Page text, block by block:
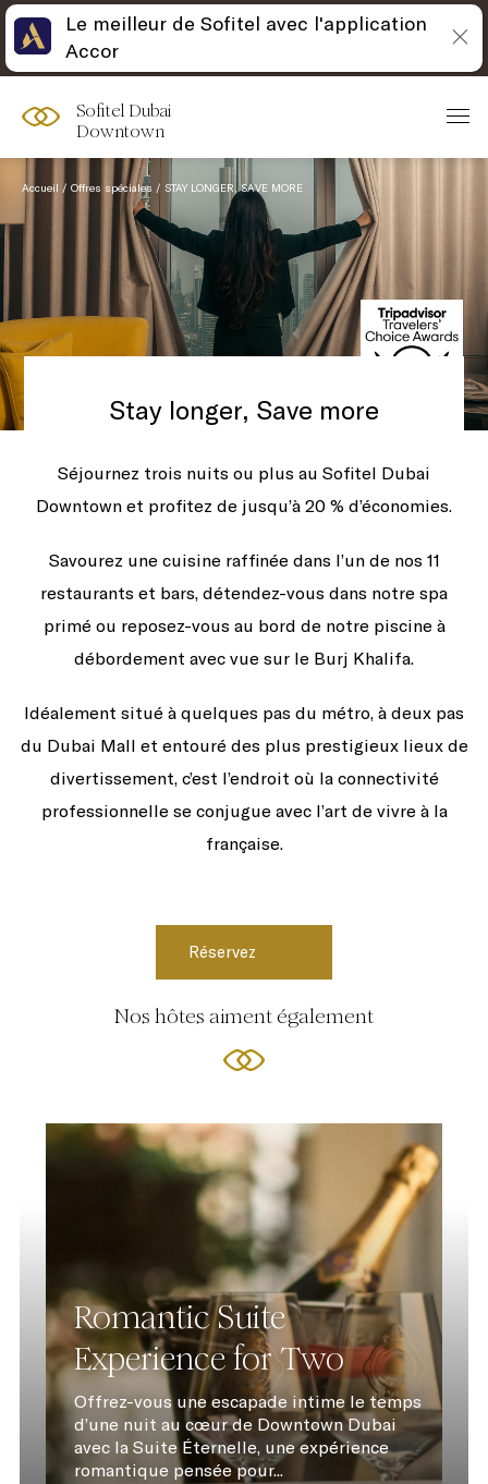
Sofitel Dubai
Downtown
Accueil Offres spéciales STAY LONGER, SAVE MORE
Stay longer, Save more
Séjournez trois nuits ou plus au Sofitel Dubai
Downtown et profitez de jusqu’à 20 % d’économies.
Savourez une cuisine raffinée dans l’un de nos 11
restaurants et bars, détendez-vous dans notre spa
primé ou reposez-vous au bord de notre piscine à
débordement avec vue sur le Burj Khalifa.
Idéalement situé à quelques pas du métro, à deux pas
du Dubai Mall et entouré des plus prestigieux lieux de
divertissement, c’est l’endroit où la connectivité
professionnelle se conjugue avec l’art de vivre à la
française.
Nos hôtes aiment également
Romantic Suite
Experience for Two
Offrez-vous une escapade intime le temps
d’une nuit au cœur de Downtown Dubai
avec la Suite Éternelle, une expérience
romantique pensée pour...
Le meilleur de Sofitel avec l'application
Accor